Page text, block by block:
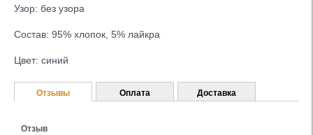
Узор: без узора
Состав: 95% хлопок, 5% лайкра
Цвет: синий
Отзывы
Отзыв
Оплата Доставка